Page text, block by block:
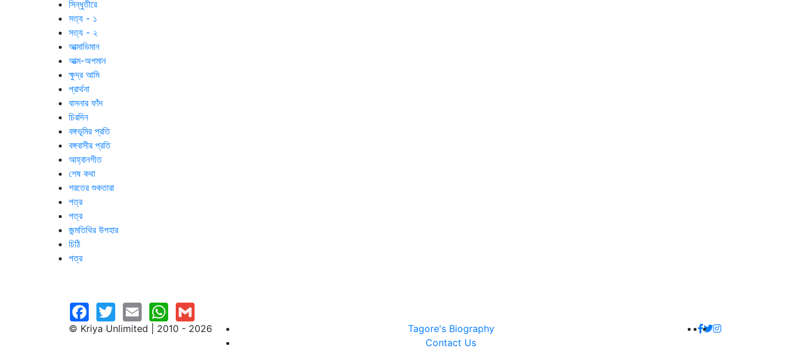
সিন্ধুতীরে
সত্য - ১
সত্য - ২
আত্মাভিমান
আত্ম-অপমান
ক্ষুদ্র আমি
প্রার্থনা
বাসনার ফাঁদ
চিরদিন
বঙ্গভূমির প্রতি
বঙ্গবাসীর প্রতি
আহ্বানগীত
শেষ কথা
শরতের শুকতারা
পত্র
পত্র
জন্মতিথির উপহার
চিঠি
পত্র
© Kriya Unlimited | 2010 - 2026
Tagore's Biography
Contact Us